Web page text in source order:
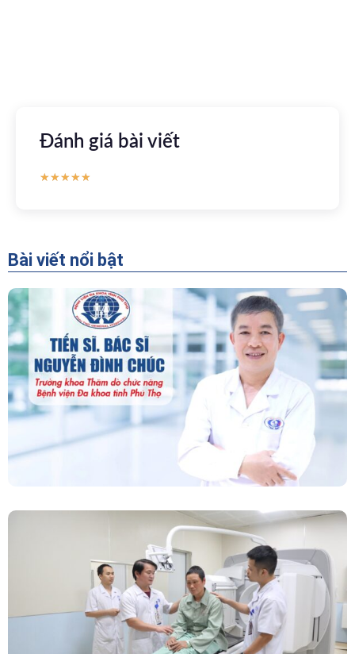
Đánh giá bài viết
★★★★★
Bài viết nổi bật
“Người Dẫn Đường” Của Khoa Thăm Dò Chức
Năng – Bệnh Viện Đa Khoa Tỉnh Phú Thọ
Chính Thức Vận Hành Máy Xạ Hình Thế Hệ
Mới Spect/CT Trong Chẩn Đoán Và Điều Trị
Ung Thư Tại Bệnh Viện Đa Khoa Tỉnh Phú Thọ